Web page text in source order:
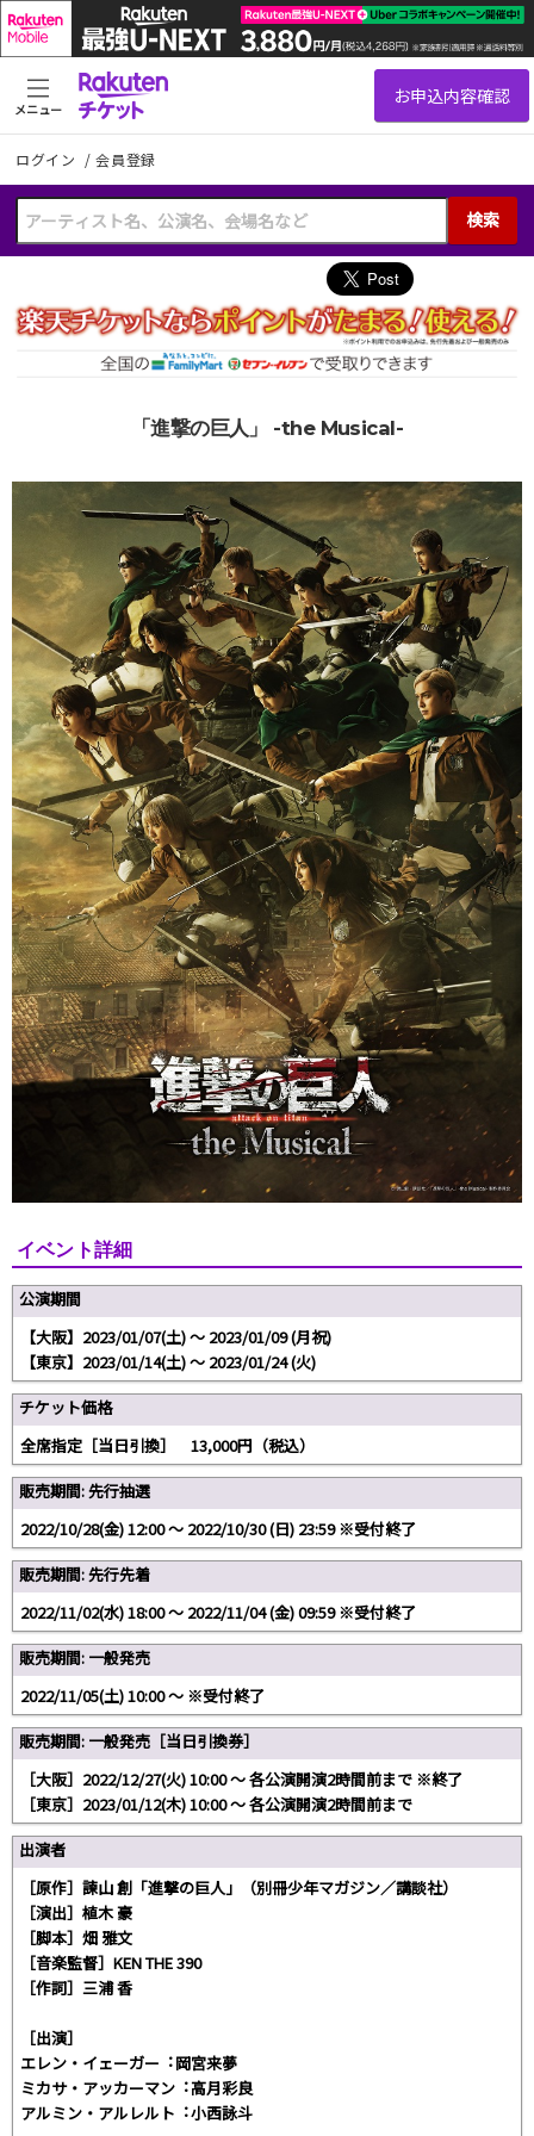
ログイン /会員登録
検索
メニュー
「進撃の巨人」 -the Musical-
イベント詳細
公演期間
【大阪】2023/01/07(土) 〜 2023/01/09 (月祝)
【東京】2023/01/14(土) 〜 2023/01/24 (火)
チケット価格
全席指定［当日引換］ 13,000円（税込）
販売期間: 先行抽選
2022/10/28(金) 12:00 〜 2022/10/30 (日) 23:59 ※受付終了
販売期間: 先行先着
2022/11/02(水) 18:00 〜 2022/11/04 (金) 09:59 ※受付終了
販売期間: 一般発売
2022/11/05(土) 10:00 〜 ※受付終了
販売期間: 一般発売［当日引換券］
［大阪］2022/12/27(火) 10:00 ～ 各公演開演2時間前まで ※終了
［東京］2023/01/12(木) 10:00 ～ 各公演開演2時間前まで
出演者
［原作］諫山 創「進撃の巨人」（別冊少年マガジン／講談社）
［演出］植木 豪
［脚本］畑 雅文
［音楽監督］KEN THE 390
［作詞］三浦 香
［出演］
エレン・イェーガー︓岡宮来夢
ミカサ・アッカーマン︓高月彩良
アルミン・アルレルト︓⼩⻄詠斗